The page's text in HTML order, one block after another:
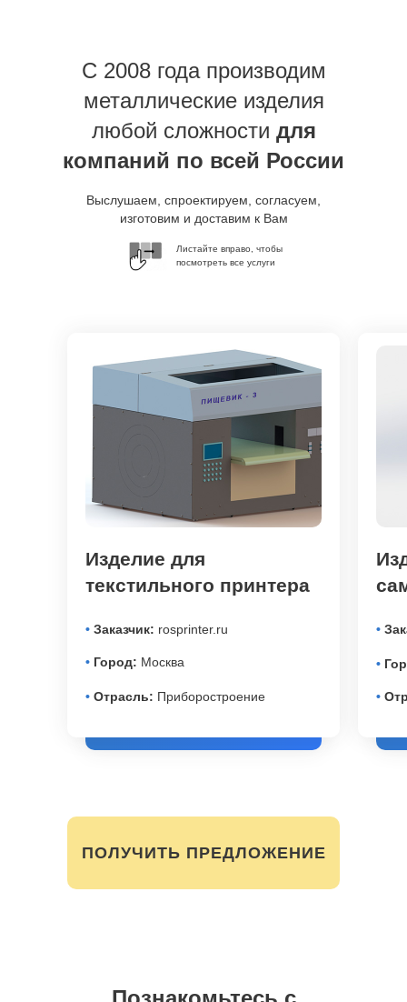
C 2008 года производим
металлические изделия
любой сложности для
компаний по всей России
Выслушаем, спроектируем, согласуем,
изготовим и доставим к Вам
Листайте вправо, чтобы
посмотреть все услуги
• Отрасль: Приборостроение
Изделие для
текстильного принтера
• Заказчик: rosprinter.ru
• Город: Москва
•
•
•
ПОЛУЧИТЬ ПРЕДЛОЖЕНИЕ